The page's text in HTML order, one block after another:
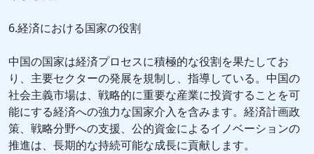
6.経済における国家の役割
中国の国家は経済プロセスに積極的な役割を果たしてお
り、主要セクターの発展を規制し、指導している。中国の
社会主義市場は、戦略的に重要な産業に投資することを可
能にする経済への強力な国家介入を含みます。経済計画政
策、戦略分野への支援、公的資金によるイノベーションの
推進は、長期的な持続可能な成長に貢献します。